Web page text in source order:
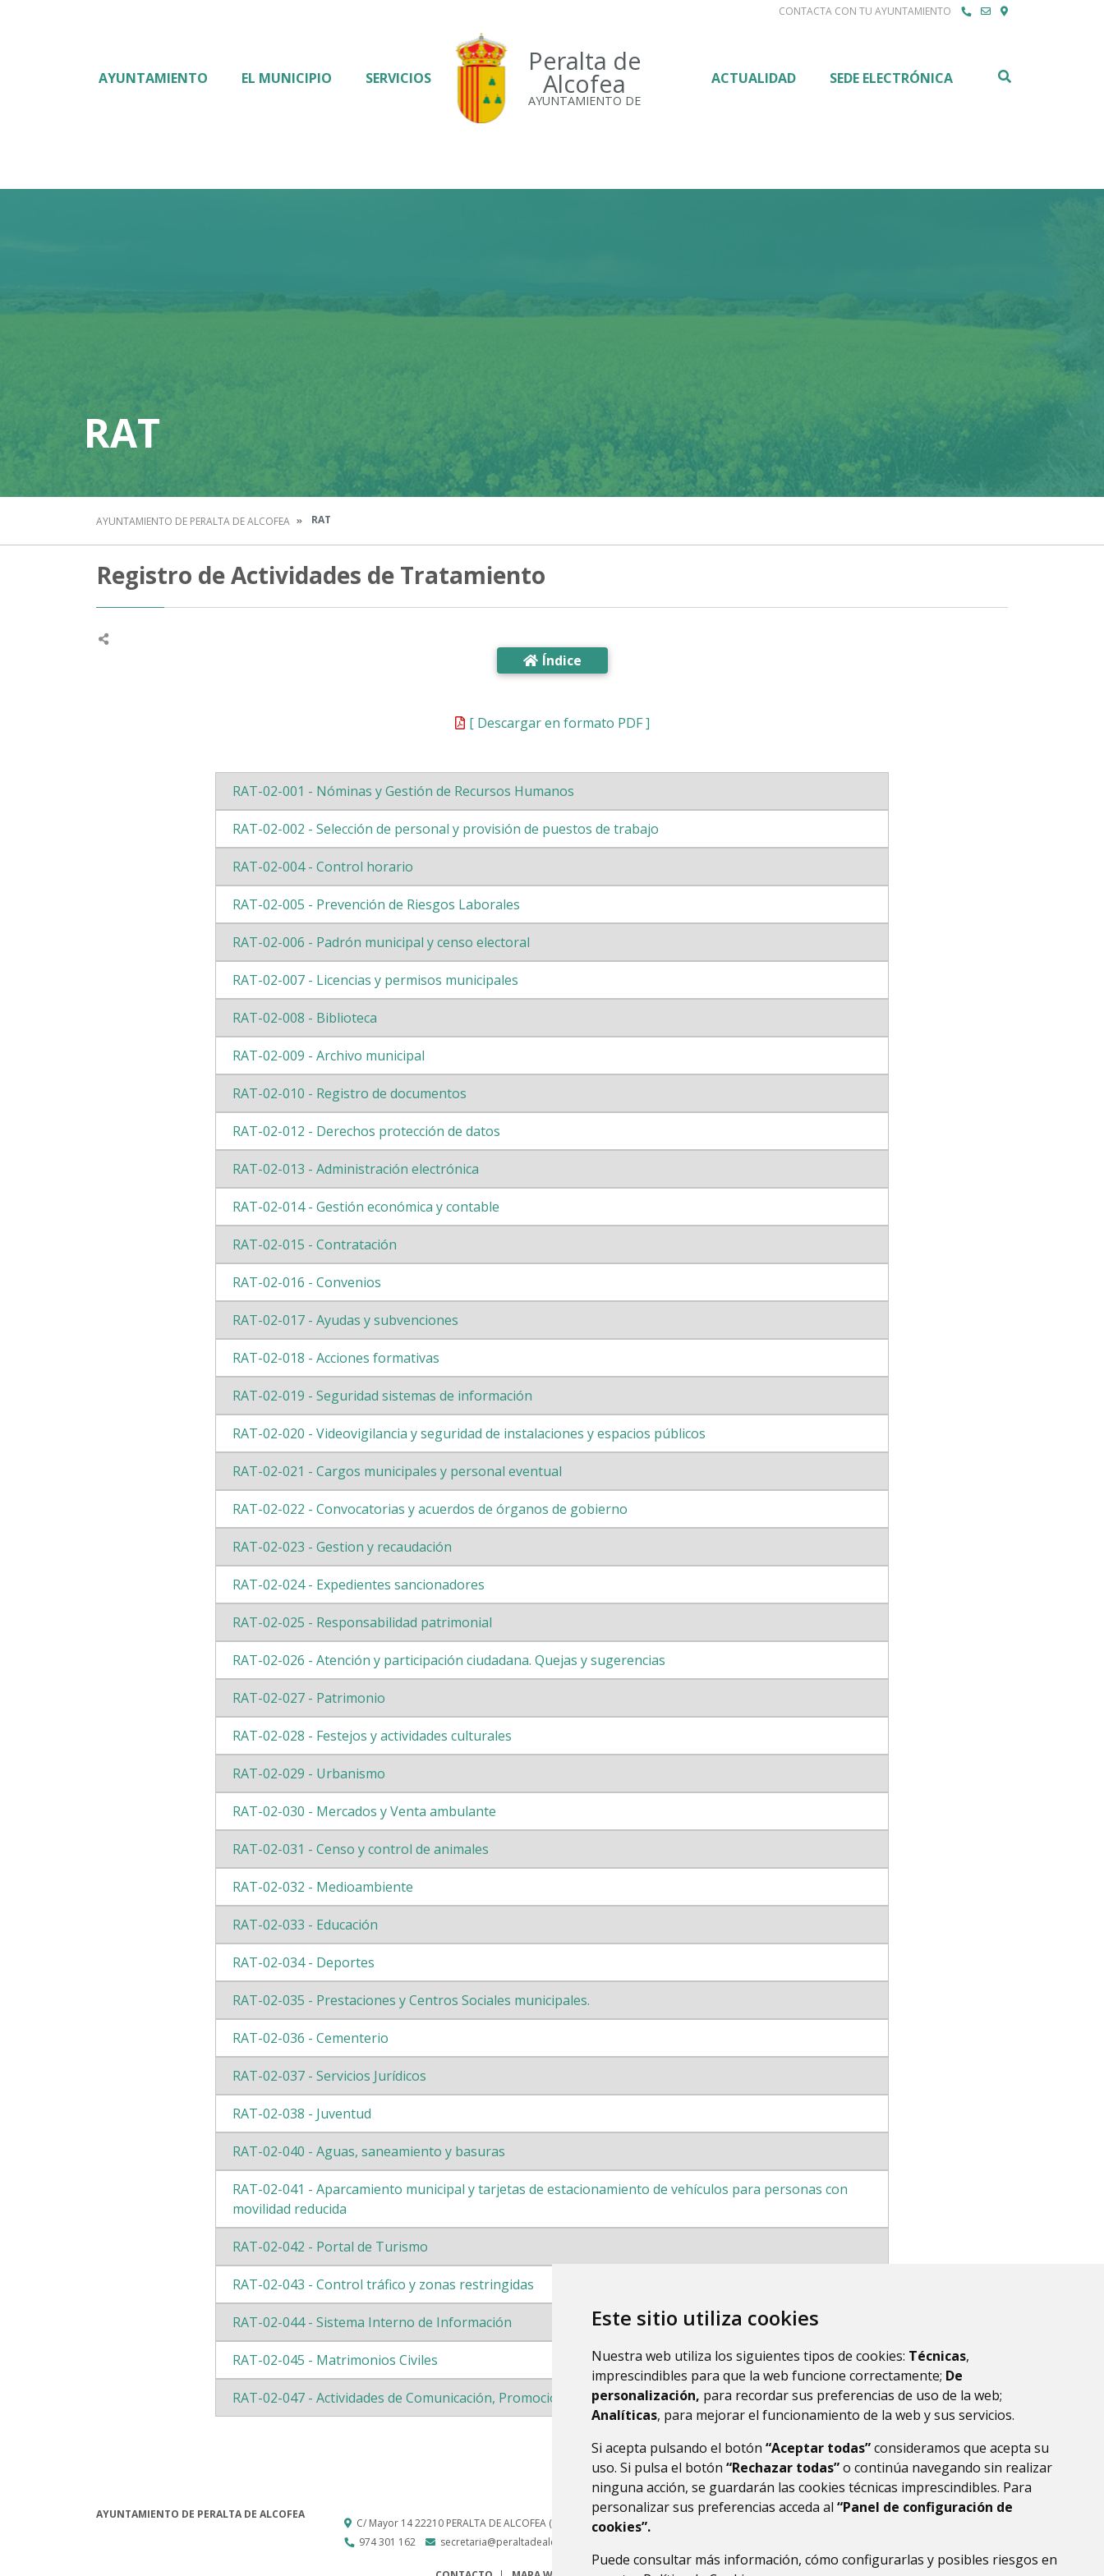
Este sitio utiliza cookies
Nuestra web utiliza los siguientes tipos de cookies: Técnicas,
imprescindibles para que la web funcione correctamente; De
personalización, para recordar sus preferencias de uso de la web;
Analíticas, para mejorar el funcionamiento de la web y sus servicios.
Si acepta pulsando el botón “Aceptar todas”consideramos que acepta su
uso. Si pulsa el botón “Rechazar todas”o continúa navegando sin realizar
ninguna acción, se guardarán las cookies técnicas imprescindibles. Para
personalizar sus preferencias acceda al “Panel de configuración de
cookies”.
Puede consultar más información, cómo configurarlas y posibles riesgos en
CONTACTA CON TU AYUNTAMIENTO
Peralta de
Alcofea
AYUNTAMIENTO DE
AYUNTAMIENTO EL MUNICIPIO SERVICIOS ACTUALIDAD SEDE ELECTRÓNICA
RAT
AYUNTAMIENTO DE PERALTA DE ALCOFEA RAT
Registro de Actividades de Tratamiento
Índice
[ Descargar en formato PDF ]
RAT-02-001 - Nóminas y Gestión de Recursos Humanos
RAT-02-002 - Selección de personal y provisión de puestos de trabajo
RAT-02-004 - Control horario
RAT-02-005 - Prevención de Riesgos Laborales
RAT-02-006 - Padrón municipal y censo electoral
RAT-02-007 - Licencias y permisos municipales
RAT-02-008 - Biblioteca
RAT-02-009 - Archivo municipal
RAT-02-010 - Registro de documentos
RAT-02-012 - Derechos protección de datos
RAT-02-013 - Administración electrónica
RAT-02-014 - Gestión económica y contable
RAT-02-015 - Contratación
RAT-02-016 - Convenios
RAT-02-017 - Ayudas y subvenciones
RAT-02-018 - Acciones formativas
RAT-02-019 - Seguridad sistemas de información
RAT-02-020 - Videovigilancia y seguridad de instalaciones y espacios públicos
RAT-02-021 - Cargos municipales y personal eventual
RAT-02-022 - Convocatorias y acuerdos de órganos de gobierno
RAT-02-023 - Gestion y recaudación
RAT-02-024 - Expedientes sancionadores
RAT-02-025 - Responsabilidad patrimonial
RAT-02-026 - Atención y participación ciudadana. Quejas y sugerencias
RAT-02-027 - Patrimonio
RAT-02-028 - Festejos y actividades culturales
RAT-02-029 - Urbanismo
RAT-02-030 - Mercados y Venta ambulante
RAT-02-031 - Censo y control de animales
RAT-02-032 - Medioambiente
RAT-02-033 - Educación
RAT-02-034 - Deportes
RAT-02-035 - Prestaciones y Centros Sociales municipales.
RAT-02-036 - Cementerio
RAT-02-037 - Servicios Jurídicos
RAT-02-038 - Juventud
RAT-02-040 - Aguas, saneamiento y basuras
RAT-02-041 - Aparcamiento municipal y tarjetas de estacionamiento de vehículos para personas con
movilidad reducida
RAT-02-042 - Portal de Turismo
RAT-02-043 - Control tráfico y zonas restringidas
RAT-02-044 - Sistema Interno de Información
RAT-02-045 - Matrimonios Civiles
RAT-02-047 - Actividades de Comunicación, Promoción y Difusión
AYUNTAMIENTO DE PERALTA DE ALCOFEA
C/ Mayor 1422210 PERALTA DE ALCOFEA (HUESCA) - ARAGÓN
974 301 162
secretaria@peraltadealcofea.es